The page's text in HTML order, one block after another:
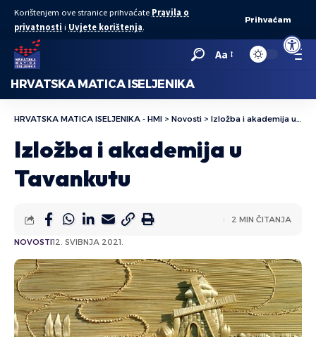
Open
Korištenjem ove stranice prihvaćate Pravila o
privatnosti i Uvjete korištenja.
Prihvaćam
Aa
HRVATSKA MATICA ISELJENIKA
HRVATSKA MATICA ISELJENIKA - HMI > Novosti > Izložba i akademija u Tavankutu
Izložba i akademija u
Tavankutu
NOVOSTI12. SVIBNJA 2021.
2 MIN ČITANJA